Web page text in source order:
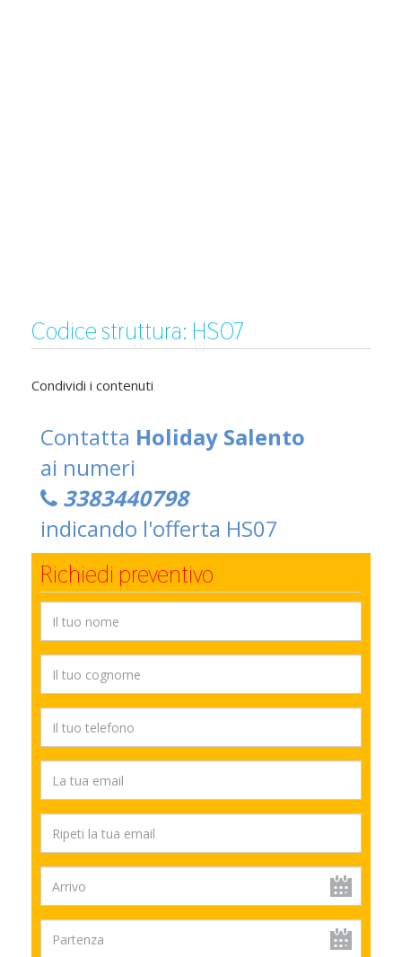
Codice struttura: HS07
Condividi i contenuti
Contatta Holiday Salento
ai numeri
3383440798
indicando l'offerta HS07
Richiedi preventivo